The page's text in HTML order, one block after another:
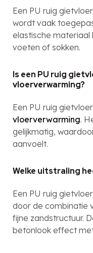
Een PU ruig
wordt vaak
elastische
voeten of sokken.
Is een PU ruig
vloerverwarming?
Een PU ruig
vloerverwarming.
gelijkmatig,
aanvoelt.
Welke uitstraling
Een PU ruig
door de combinatie
fijne zandstructuur.
betonlook effect